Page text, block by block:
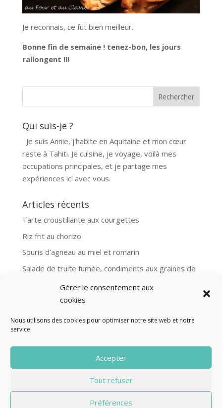
Gérer le consentement aux
cookies
Nous utilisons des cookies pour optimiser notre site web et notre
service.
Accepter
Tout refuser
Préférences
Je reconnais, ce fut bien meilleur..
Bonne fin de semaine ! tenez-bon, les jours
rallongent !!!
Qui suis-je ?
Je suis Annie, j'habite en Aquitaine et mon cœur
reste à Tahiti. Je cuisine, je voyage, voilà mes
occupations principales, et je partage mes
expériences ici avec vous.
Articles récents
Tarte croustillante aux courgettes
Riz frit au chorizo
Souris d’agneau au miel et romarin
Salade de truite fumée, condiments aux graines de
Aubergines et boulgour, recette Ottolenghi
Mentions légales
Politique de confidentialité
Contact